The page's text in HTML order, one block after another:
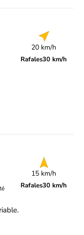
20 km/h
Rafales30 km/h
15 km/h
Rafales30 km/h